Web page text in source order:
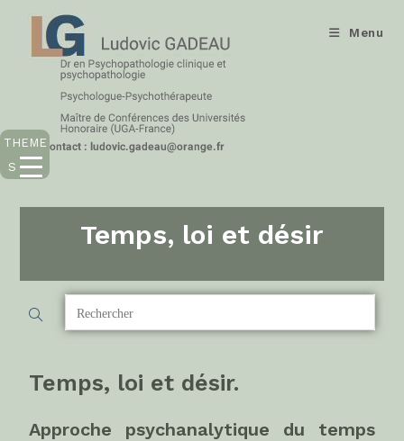
Menu
Temps, loi et désir
Temps, loi et désir.
Approche psychanalytique du temps
THEME
S